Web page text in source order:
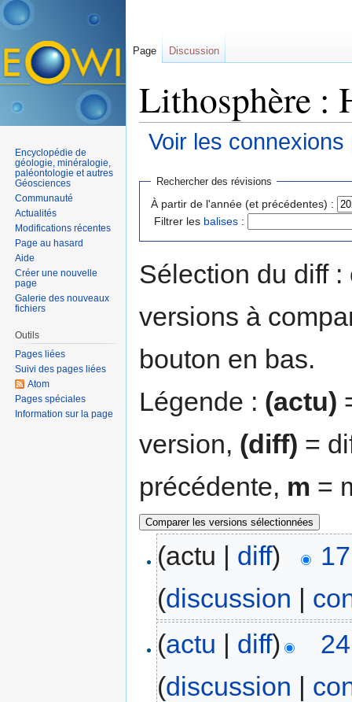
Lithosphère :
Voir les
Rechercher des révisions
À partir de l'année (et précédentes) :
Filtrer les balises :
Sélection du diff
versions à
bouton en bas.
Légende : (actu)
version, (diff) =
précédente, m =
(actu | diff)
(discussion |
(actu | diff)
(discussion |
Page Discussion
Encyclopédie de
géologie, minéralogie,
paléontologie et autres
Géosciences
Communauté
Actualités
Modifications récentes
Page au hasard
Aide
Créer une nouvelle
page
Galerie des nouveaux
fichiers
Outils
Pages liées
Suivi des pages liées
Atom
Pages spéciales
Information sur la page